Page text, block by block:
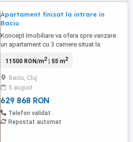
Apartament finisat la intrare in
Baciu
Koncept Imobiliare va ofera spre vanzare
un apartament cu 3 camere situat la
Petrom si Calea Baciului, intr-o zona
rapid catre centrul Cluj-Napoca si facilitati
diverse, precum magazine,
supermarketuri, gradinita ...
11500 RON/m2| 55 m2
Baciu, Cluj
5 august
629 868 RON
Telefon validat
Repostat automat